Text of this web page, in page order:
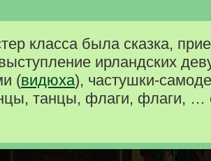
класса была сказка,
ирландских
(видюха), частушки-
танцы, флаги, флаги, …